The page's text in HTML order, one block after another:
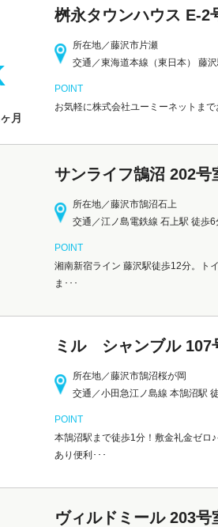
桝永タウンハウス E-2
所在地／藤沢市片瀬
交通／東海道本線（東日本） 藤
月
POINT
お気軽に株式会社ユーミーネットま
サンライフ鵠沼 202号
所在地／藤沢市鵠沼石上
交通／江ノ島電鉄線 石上駅 徒歩6
POINT
湘南新宿ライン 藤沢駅徒歩12分。ト
ま･･･
ミル シャンブル 107
所在地／藤沢市鵠沼桜が岡
交通／小田急江ノ島線 本鵠沼駅
POINT
本鵠沼駅まで徒歩1分！敷金礼金ゼロ
あり便利･･･
ヴィルドミール 203号